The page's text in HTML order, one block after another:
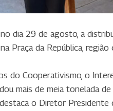
dia 29 de agosto, a
Praça da República,
do Cooperativismo, o
mais de meia tonelada
destaca o Diretor